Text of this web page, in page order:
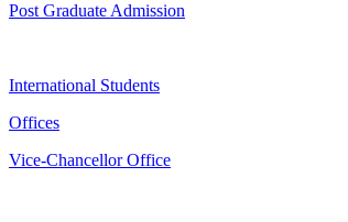
Post Graduate Admission
International Students
Offices
Vice-Chancellor Office